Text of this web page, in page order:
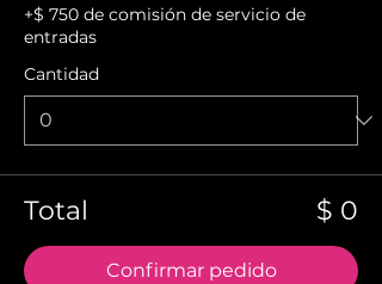
+$ 750 de comisión de servicio de
entradas
Cantidad
Total $ 0
Confirmar pedido